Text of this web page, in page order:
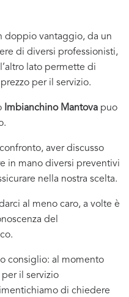
doppio vantaggio, da un
di diversi professionisti,
lato permette di
per il servizio.
Imbianchino Mantova puo
aver discusso
in mano diversi preventivi
nella nostra scelta.
al meno caro, a volte è
del
consiglio: al momento
il servizio
di chiedere